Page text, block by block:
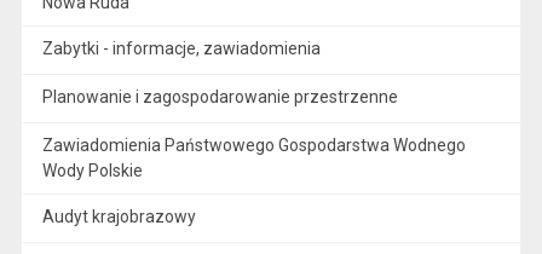
Zabytki - informacje, zawiadomienia
Planowanie i zagospodarowanie przestrzenne
Zawiadomienia Państwowego Gospodarstwa Wodnego
Wody Polskie
Audyt krajobrazowy